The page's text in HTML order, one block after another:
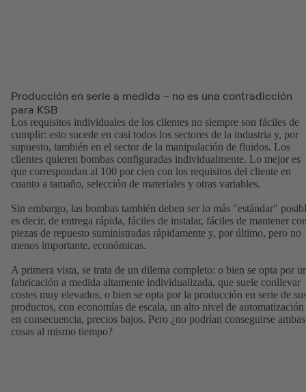
Producción en serie a medida – no es una contradicción
para KSB
Los requisitos individuales de los clientes no siempre son fáciles de
cumplir: esto sucede en casi todos los sectores de la industria y, por
supuesto, también en el sector de la manipulación de fluidos. Los
clientes quieren bombas configuradas individualmente. Lo mejor es
que correspondan al 100 por cien con los requisitos del cliente en
cuanto a tamaño, selección de materiales y otras variables.
Sin embargo, las bombas también deben ser lo más "estándar"
es decir, de entrega rápida, fáciles de instalar, fáciles de mantener
piezas de repuesto suministradas rápidamente y, por último, pero no
menos importante, económicas.
A primera vista, se trata de un dilema completo: o bien se opta por
fabricación a medida altamente individualizada, que suele conllevar
costes muy elevados, o bien se opta por la producción en serie de
productos, con economías de escala, un alto nivel de automatización
en consecuencia, precios bajos. Pero ¿no podrían conseguirse ambas
cosas al mismo tiempo?